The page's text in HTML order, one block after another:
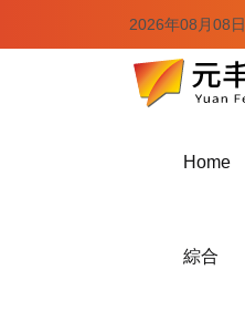
2026年08月08日
Home
綜合